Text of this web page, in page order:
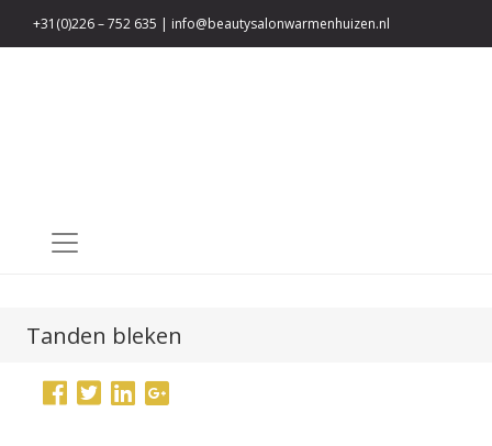
+31(0)226 – 752 635 | info@beautysalonwarmenhuizen.nl
Tanden bleken